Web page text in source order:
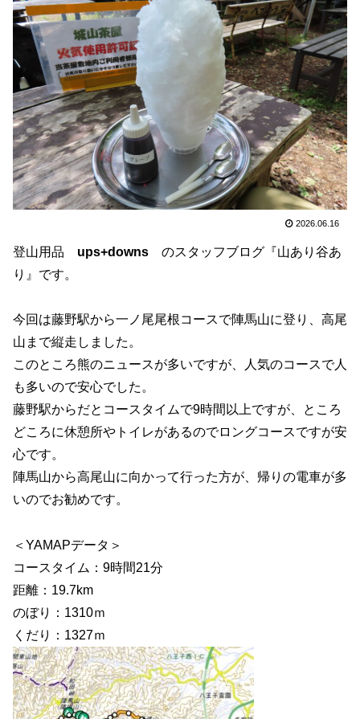
2026.06.16
登山用品 ups+downs のスタッフブログ『山あり谷あ
り』です。
今回は藤野駅から一ノ尾尾根コースで陣馬山に登り、高尾
山まで縦走しました。
このところ熊のニュースが多いですが、人気のコースで人
も多いので安心でした。
藤野駅からだとコースタイムで9時間以上ですが、ところ
どころに休憩所やトイレがあるのでロングコースですが安
心です。
陣馬山から高尾山に向かって行った方が、帰りの電車が多
いのでお勧めです。
＜YAMAPデータ＞
コースタイム：9時間21分
距離：19.7km
のぼり：1310ｍ
くだり：1327ｍ